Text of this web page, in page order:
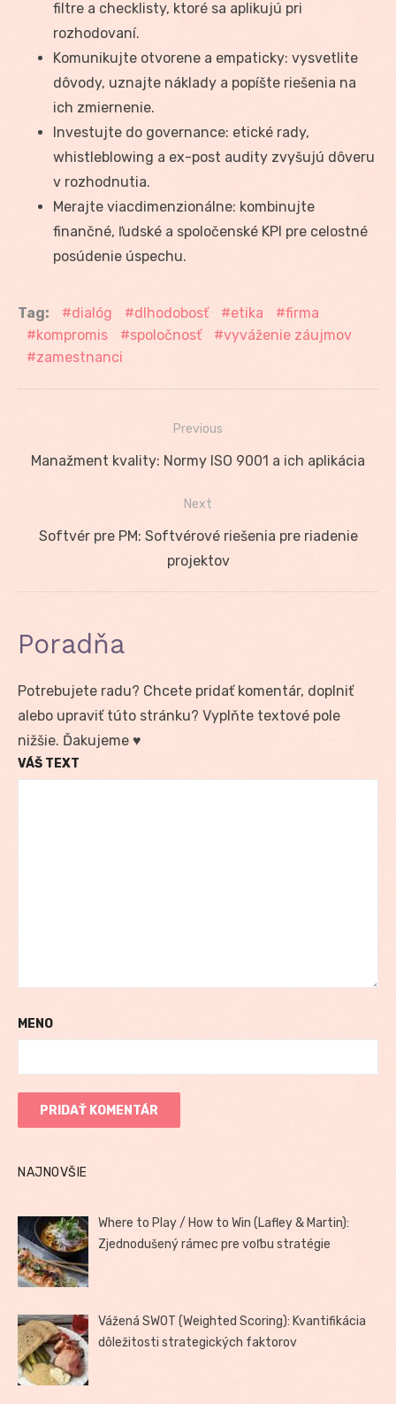
filtre a checklisty, ktoré sa aplikujú pri
rozhodovaní.
Komunikujte otvorene a empaticky: vysvetlite
dôvody, uznajte náklady a popíšte riešenia na
ich zmiernenie.
Investujte do governance: etické rady,
whistleblowing a ex-post audity zvyšujú dôveru
v rozhodnutia.
Merajte viacdimenzionálne: kombinujte
finančné, ľudské a spoločenské KPI pre celostné
posúdenie úspechu.
Tag: dialóg dlhodobosť etika
firma
kompromis
spoločnosť
vyváženie záujmov
zamestnanci
Navigácia
Previous
Previous
Manažment kvality: Normy ISO 9001 a ich aplikácia
Next
Next
Softvér pre PM: Softvérové riešenia pre riadenie
projektov
Poradňa
Potrebujete radu? Chcete pridať komentár, doplniť
alebo upraviť túto stránku? Vyplňte textové pole
nižšie. Ďakujeme ♥
VÁŠ TEXT
MENO
NAJNOVŠIE
Where to Play / How to Win (Lafley & Martin):
Zjednodušený rámec pre voľbu stratégie
Vážená SWOT (Weighted Scoring): Kvantifikácia
dôležitosti strategických faktorov